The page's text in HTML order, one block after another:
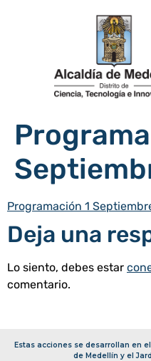
Programación 1
Deja una
Lo siento, debes estar
comentario.
Estas acciones se desarrollan en
de Medellín y el